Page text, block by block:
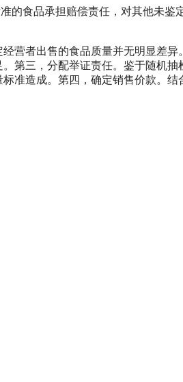
食品承担赔偿责任，对其他未鉴
者出售的食品质量并无明显差异
第三，分配举证责任。鉴于随机
准造成。第四，确定销售价款。